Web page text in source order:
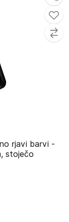
rjavi barvi -
stoječo